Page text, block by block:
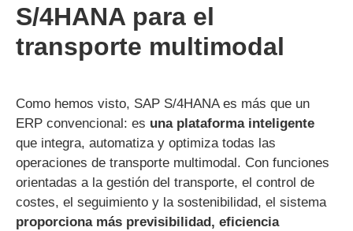
S/4HANA para el
transporte multimodal
Como hemos visto, SAP S/4HANA es más que un
ERP convencional: es una plataforma inteligente
que integra, automatiza y optimiza todas las
operaciones de transporte multimodal. Con funciones
orientadas a la gestión del transporte, el control de
costes, el seguimiento y la sostenibilidad, el sistema
proporciona más previsibilidad, eficiencia